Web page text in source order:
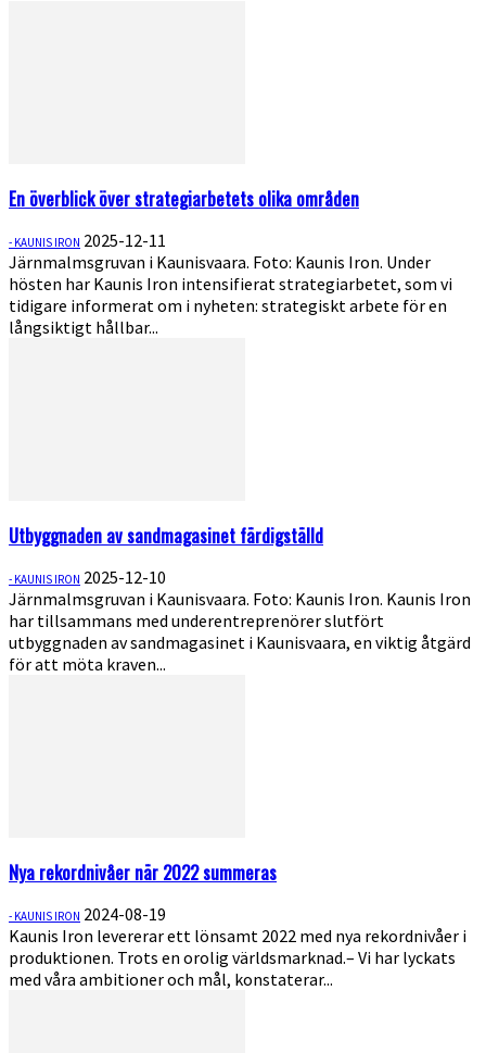
En överblick över strategiarbetets olika områden
- KAUNIS IRON 2025-12-11
Järnmalmsgruvan i Kaunisvaara. Foto: Kaunis Iron. Under
hösten har Kaunis Iron intensifierat strategiarbetet, som vi
tidigare informerat om i nyheten: strategiskt arbete för en
långsiktigt hållbar...
Utbyggnaden av sandmagasinet färdigställd
- KAUNIS IRON 2025-12-10
Järnmalmsgruvan i Kaunisvaara. Foto: Kaunis Iron. Kaunis Iron
har tillsammans med underentreprenörer slutfört
utbyggnaden av sandmagasinet i Kaunisvaara, en viktig åtgärd
för att möta kraven...
Nya rekordnivåer när 2022 summeras
- KAUNIS IRON 2024-08-19
Kaunis Iron levererar ett lönsamt 2022 med nya rekordnivåer i
produktionen. Trots en orolig världsmarknad.– Vi har lyckats
med våra ambitioner och mål, konstaterar...